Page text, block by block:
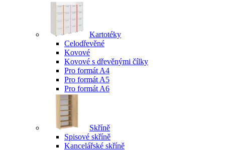
Kartotéky
Celodřevěné
Kovové
Kovové s dřevěnými čílky
Pro formát A4
Pro formát A5
Pro formát A6
Skříně
Spisové skříně
Kancelářské skříně